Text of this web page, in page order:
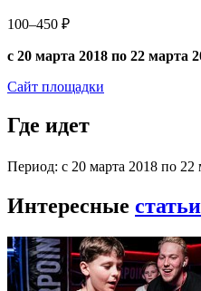
100–450 ₽
с 20 марта 2018 по 22 марта
Сайт площадки
Где идет
Период: с 20 марта 2018 по 22
Интересные